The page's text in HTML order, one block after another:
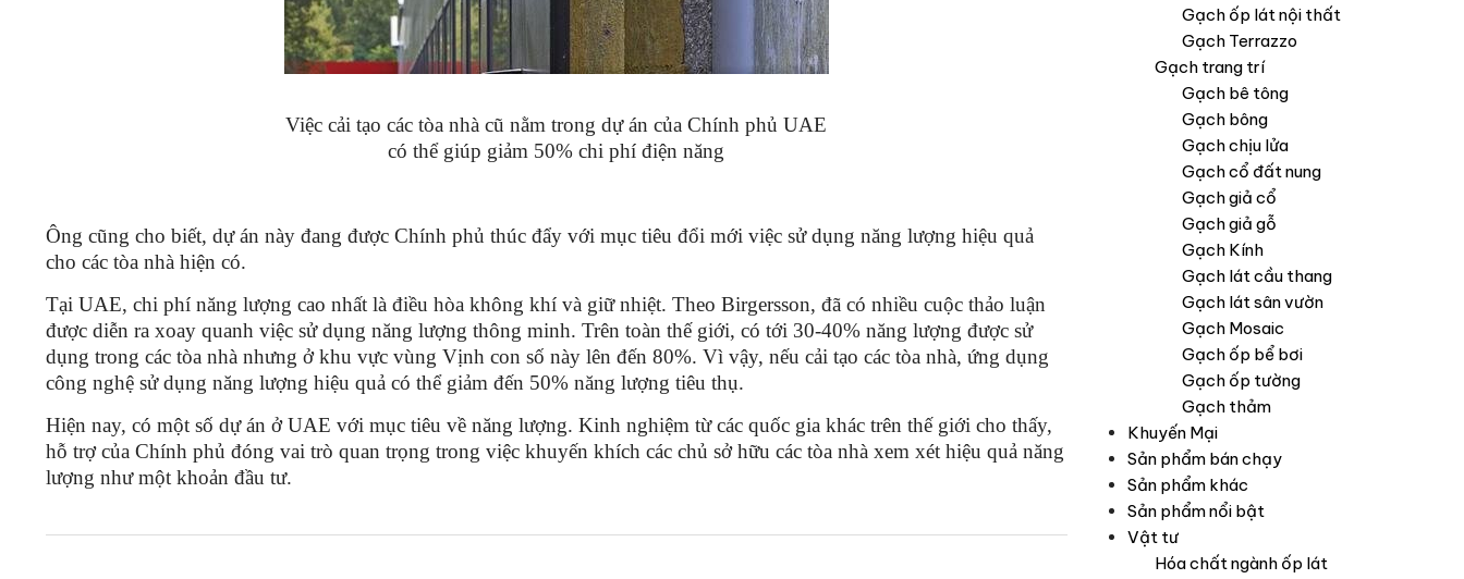
Việc cải tạo các tòa nhà cũ nằm trong dự án của Chính phủ UAE
có thể giúp giảm 50% chi phí điện năng
Ông cũng cho biết, dự án này đang được Chính phủ thúc đẩy với mục tiêu đổi mới việc sử dụng năng lượng hiệu quả
cho các tòa nhà hiện có.
Tại UAE, chi phí năng lượng cao nhất là điều hòa không khí và giữ nhiệt. Theo Birgersson, đã có nhiều cuộc thảo luận
được diễn ra xoay quanh việc sử dụng năng lượng thông minh. Trên toàn thế giới, có tới 30-40% năng lượng được sử
dụng trong các tòa nhà nhưng ở khu vực vùng Vịnh con số này lên đến 80%. Vì vậy, nếu cải tạo các tòa nhà, ứng dụng
công nghệ sử dụng năng lượng hiệu quả có thể giảm đến 50% năng lượng tiêu thụ.
Hiện nay, có một số dự án ở UAE với mục tiêu về năng lượng. Kinh nghiệm từ các quốc gia khác trên thế giới cho thấy,
hỗ trợ của Chính phủ đóng vai trò quan trọng trong việc khuyến khích các chủ sở hữu các tòa nhà xem xét hiệu quả năng
lượng như một khoản đầu tư.
Gạch ốp lát nội thất
Gạch Terrazzo
Gạch trang trí
Gạch bê tông
Gạch bông
Gạch chịu lửa
Gạch cổ đất nung
Gạch giả cổ
Gạch giả gỗ
Gạch Kính
Gạch lát cầu thang
Gạch lát sân vườn
Gạch Mosaic
Gạch ốp bể bơi
Gạch ốp tường
Gạch thảm
Khuyến Mại
Sản phẩm bán chạy
Sản phẩm khác
Sản phẩm nổi bật
Vật tư
Hóa chất ngành ốp lát